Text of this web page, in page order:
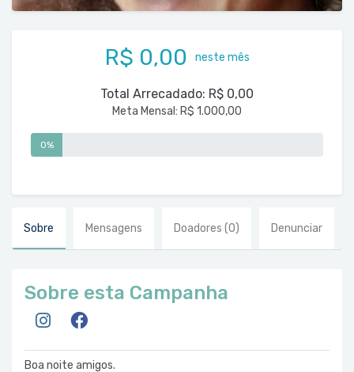
R$ 0,00 neste mês
Total Arrecadado: R$ 0,00
Meta Mensal: R$ 1.000,00
0%
Sobre Mensagens Doadores (0) Denunciar
Sobre esta Campanha
Boa noite amigos.